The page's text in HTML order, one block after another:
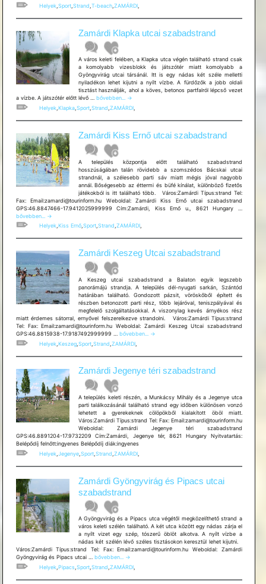
szabadstrand
Helyek, Sport, Strand T-beach, ZAMÁRDI,
Zamárdi Klapka utcai szabadstrand
A város keleti felében, a Klapka utca végén található strand csak
a komolyabb vizesblokk és játszótér miatt komolyabb a
Gyöngyvirág utcai társánál. Itt is egy nádas két széle melletti
nyiladékon lehet kijutni a nyílt vízbe. A fürdőzők a jobb oldali
tisztást használják, ahol a köves, betonos partfalról lépcső vezet
a vízbe. A játszótér előtt lévő … Zamárdi
Klapka
szabadstrand
bővebben... →
Helyek, Klapka, Sport, Strand ZAMÁRDI,
Zamárdi Kiss Ernő utcai szabadstrand
A település központja előtt található szabadstrand
hosszúságában talán rövidebb a szomszédos Bácskai utcai
strandnál, a szélesebb parti sáv miatt mégis jóval nagyobb
annál. Bőségesebb az éttermi és büfé kínálat, különböző fizetős
játékokból is itt található több. Város:Zamárdi Típus:strand Tel:
Fax: Email:zamardi@tourinform.hu Weboldal: Zamárdi Kiss Ernő utcai szabadstrand
GPS:46.8847466-17.9412025999999 Cím:Zamárdi, Kiss Ernő u., 8621 Hungary …
bővebben...
→
Helyek,Kiss Ernő,Sport,Strand,ZAMÁRDI,
Zamárdi Keszeg Utcai szabadstrand
A Keszeg utcai szabadstrand a Balaton egyik legszebb
panorámájú strandja. A település dél-nyugati sarkán, Szántód
határában található. Gondozott pázsit, vöröskőből épített és
részben betonozott parti rész, több lejáróval, teniszpályával és
megfelelő szolgáltatásokkal. A viszonylag kevés árnyékos rész
miatt érdemes sátorral, ernyővel felszerelkezve strandolni. Város:Zamárdi Típus:strand
Tel: Fax: Email:zamardi@tourinform.hu Weboldal: Zamárdi Keszeg Utcai szabadstrand
GPS:46.8815938-17.9187492999999 … Zamárdi
Keszeg
szabadstrand
bővebben...
→
Helyek, Keszeg, Sport, Strand ZAMÁRDI,
Zamárdi Jegenye téri szabadstrand
A település keleti részén, a Munkácsy Mihály és a Jegenye utca
parti találkozásánál található strand egy időben különösen vonzó
lehetett a gyerekeknek cölöpökből kialakított öböl miatt.
Város:Zamárdi Típus:strand Tel: Fax: Email:zamardi@tourinform.hu
Weboldal: Zamárdi Jegenye téri szabadstrand
GPS:46.8891204-17.9732209 Cím:Zamárdi, Jegenye tér, 8621 Hungary Nyitvatartás:
Belépődíj felnőtt:ingyenes Belépődíj diák:ingyenes
Helyek, Jegenye, Sport, Strand ZAMÁRDI,
Zamárdi Gyöngyvirág és Pipacs utcai
szabadstrand
A Gyöngyvirág és a Pipacs utca végétől megközelíthető strand a
város keleti szélén található. A két utca között egy nádas zárja el
a nyílt vizet egy szép, tószerű öblöt alkotva. A nyílt vízbe a
nádas két szélén lévő széles tisztásokon keresztül lehet kijutni.
Város:Zamárdi Típus:strand Tel: Fax: Email:zamardi@tourinform.hu Weboldal: Zamárdi
Gyöngyvirág és Pipacs utcai … Zamárdi
Gyöngyvirág
Pipacs
bővebben... →
Helyek, Pipacs, Sport, Strand ZAMÁRDI,